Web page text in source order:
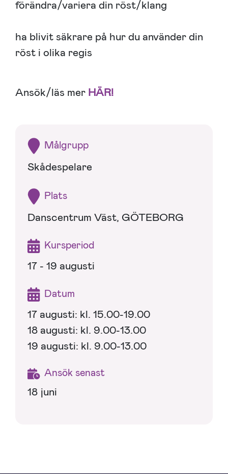
förändra/variera din röst/klang
ha blivit säkrare på hur du använder din
röst i olika regis
Ansök/läs mer HÄR!
Målgrupp
Skådespelare
Plats
Danscentrum Väst, GÖTEBORG
Kursperiod
17 - 19 augusti
Datum
17 augusti: kl. 15.00-19.00
18 augusti: kl. 9.00-13.00
19 augusti: kl. 9.00-13.00
Ansök senast
18 juni